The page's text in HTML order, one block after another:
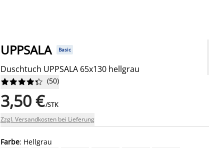
UPPSALA Basic
Duschtuch UPPSALA 65x130 hellgrau





 (50)
3,50 €/STK
Zzgl. Versandkosten bei Lieferung
Farbe: Hellgrau